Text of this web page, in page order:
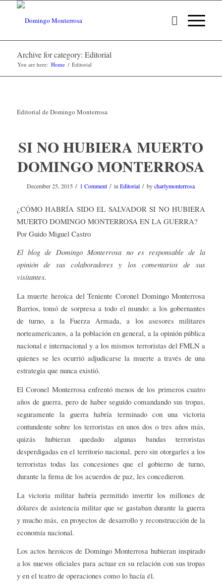
Archive for category: Editorial
You are here: Home / Editorial
Editorial de Domingo Monterrosa
SI NO HUBIERA MUERTO
DOMINGO MONTERROSA
December 25, 2015 / 1 Comment / inEditorial / bycharlymonterrosa
¿CÓMO HABRÍA SIDO EL SALVADOR SI NO HUBIERA
MUERTO DOMINGO MONTERROSA EN LA GUERRA?
Por Guido Miguel Castro
El blog de Domingo Monterrosa no es responsable de la
opinión de sus colaboradores y los comentarios de sus
visitantes.
La muerte heroica del Teniente Coronel Domingo Monterrosa
Barrios, tomó de sorpresa a todo el mundo: a los gobernantes
de turno, a la Fuerza Armada, a los asesores militares
norteamericanos, a la población en general, a la opinión pública
nacional e internacional y a los mismos terroristas del FMLN a
quienes se les ocurrió adjudicarse la muerte a través de una
estrategia que nunca existió.
El Coronel Monterrosa enfrentó menos de los primeros cuatro
años de guerra, pero de haber seguido comandando sus tropas,
seguramente la guerra habría terminado con una victoria
contundente sobre los terroristas en unos dos o tres años más,
quizás hubieran quedado algunas bandas terroristas
desperdigadas en el territorio nacional, pero sin otorgarles a los
terroristas todas las concesiones que el gobierno de turno,
durante la firma de los acuerdos de paz, les concedieron.
La victoria militar habría permitido invertir los millones de
dólares de asistencia militar que se gastaban durante la guerra
y mucho más, en proyectos de desarrollo y reconstrucción de la
economía nacional.
Los actos heroicos de Domingo Monterrosa hubieran inspirado
a los nuevos oficiales para actuar en su relación con sus tropas
y en el teatro de operaciones como lo hacía él.